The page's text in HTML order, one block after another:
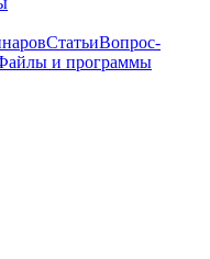
СтатьиВопрос-
и программы